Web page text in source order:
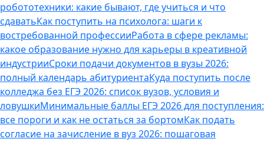
робототехники: какие бывают, где учиться и что
сдаватьКак поступить на психолога: шаги к
востребованной профессииРабота в сфере рекламы:
какое образование нужно для карьеры в креативной
индустрииСроки подачи документов в вузы 2026:
полный календарь абитуриентаКуда поступить после
колледжа без ЕГЭ 2026: список вузов, условия и
ловушкиМинимальные баллы ЕГЭ 2026 для поступления:
все пороги и как не остаться за бортомКак подать
согласие на зачисление в вуз 2026: пошаговая